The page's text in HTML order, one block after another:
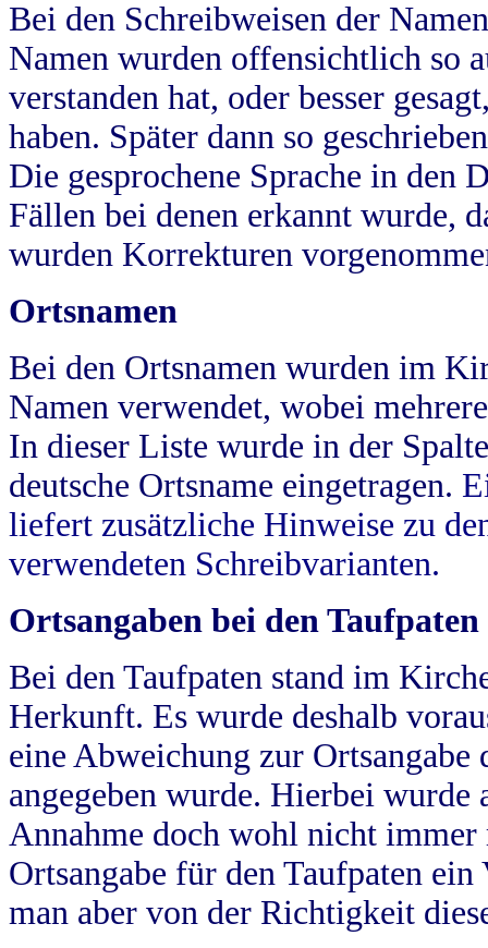
Bei den Schreibweisen der
Namen wurden offensichtlich so
verstanden hat, oder besser
haben. Später dann so
Die gesprochene Sprache in
Fällen bei denen erkannt wurde,
wurden Korrekturen
Ortsnamen
Bei den Ortsnamen wurden im
Namen verwendet, wobei
In dieser Liste wurde in der
deutsche Ortsname eingetragen.
liefert zusätzliche Hinweise zu
verwendeten Schreibvarianten.
Ortsangaben bei den Taufpaten
Bei den Taufpaten stand im
Herkunft. Es wurde deshalb
eine Abweichung zur
angegeben wurde. Hierbei wurde
Annahme doch wohl nicht
Ortsangabe für den Taufpaten
man aber von der Richtigkeit